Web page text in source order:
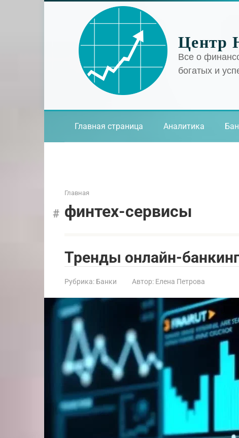
Центр
Все о
богатых и
Главная страница Аналитика
Главная
финтех-сервисы
Тренды онлайн-
Рубрика: Банки Автор: Елена Петрова